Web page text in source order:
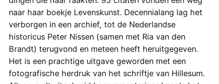
naar haar boekje Levenskunst. Decennialang lag het
verborgen in een archief, tot de Nederlandse
historicus Peter Nissen (samen met Ria van den
Brandt) terugvond en meteen heeft heruitgegeven.
Het is een prachtige uitgave geworden met een
fotografische herdruk van het schriftje van Hillesum.